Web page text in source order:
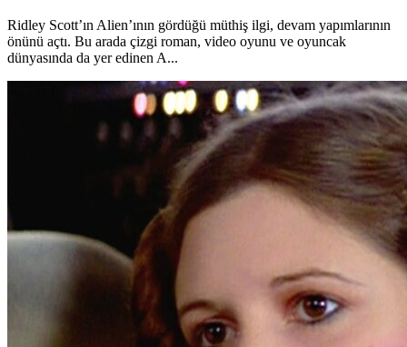
Ridley Scott’ın Alien’ının gördüğü müthiş ilgi, devam yapımlarının
önünü açtı. Bu arada çizgi roman, video oyunu ve oyuncak
dünyasında da yer edinen A...